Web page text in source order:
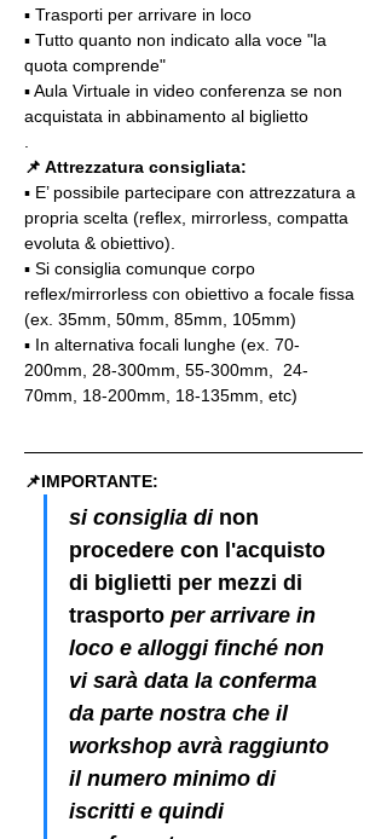
▪️ Trasporti per arrivare in loco
▪️ Tutto quanto non indicato alla voce "la
quota comprende"
▪️ Aula Virtuale in video conferenza se non
acquistata in abbinamento al biglietto
📌 Attrezzatura consigliata:
▪️ E’ possibile partecipare con attrezzatura a
propria scelta (reflex, mirrorless, compatta
evoluta & obiettivo).
▪️ Si consiglia comunque corpo
reflex/mirrorless con obiettivo a focale fissa
(ex. 35mm, 50mm, 85mm, 105mm)
▪️ In alternativa focali lunghe (ex. 70-
200mm, 28-300mm, 55-300mm,  24-
70mm, 18-200mm, 18-135mm, etc)
📌IMPORTANTE:
si consiglia di non
procedere con l'acquisto
di biglietti per mezzi di
trasporto per arrivare in
loco e alloggi finché non
vi sarà data la conferma
da parte nostra che il
workshop avrà raggiunto
il numero minimo di
iscritti e quindi